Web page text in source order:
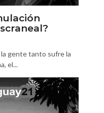
gente tanto sufre la
el...